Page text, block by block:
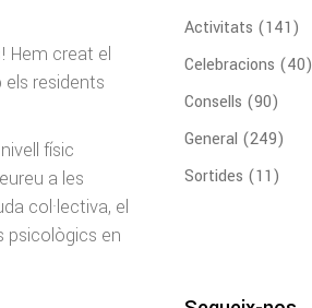
Hem creat el
residents
físic
a les
col·lectiva, el
psicològics en
Activitats (141)
Celebracions (40)
Consells (90)
General (249)
Sortides (11)